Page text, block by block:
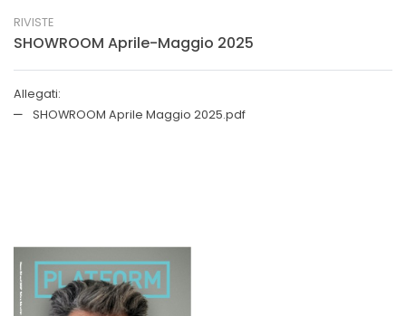
RIVISTE
SHOWROOM Aprile-Maggio 2025
Allegati:
SHOWROOM Aprile Maggio 2025.pdf